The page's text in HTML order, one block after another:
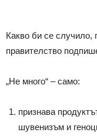
Какво би се случило,
правителство
„Не много“ – само:
признава
шувенизъм и